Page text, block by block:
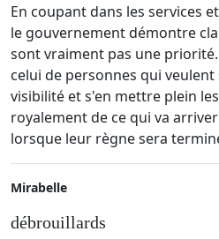
En coupant dans les services
le gouvernement démontre
sont vraiment pas une
celui de personnes qui
visibilité et s'en mettre plein
royalement de ce qui va
lorsque leur règne sera
Mirabelle
débrouillards